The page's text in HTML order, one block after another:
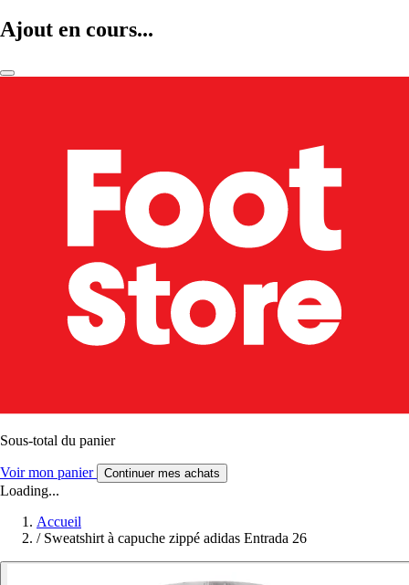
Ajout en cours...
Sous-total du panier
Voir mon panier Continuer mes achats
Loading...
Accueil
/ Sweatshirt à capuche zippé adidas Entrada 26